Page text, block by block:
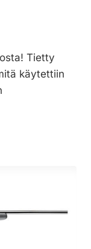
Tietty
käytettiin